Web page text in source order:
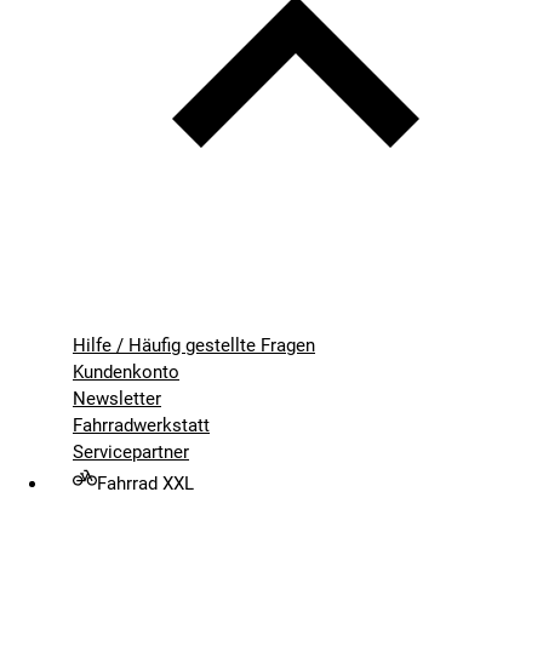
Hilfe / Häufig gestellte Fragen
Kundenkonto
Newsletter
Fahrradwerkstatt
Servicepartner
Fahrrad XXL